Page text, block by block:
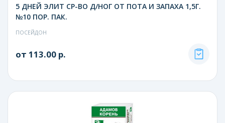
5 ДНЕЙ ЭЛИТ СР-ВО Д/НОГ ОТ ПОТА И ЗАПАХА 1,5Г.
№10 ПОР. ПАК.
ПОСЕЙДОН
от 113.00 р.